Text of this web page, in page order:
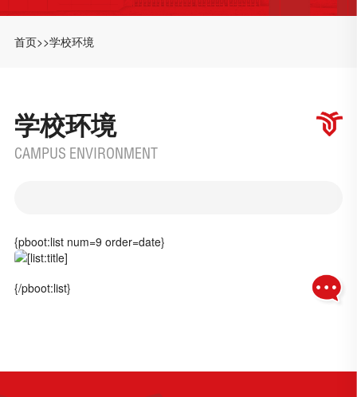
首页>>学校环境
学校环境
CAMPUS ENVIRONMENT
{pboot:list num=9 order=date}
{/pboot:list}